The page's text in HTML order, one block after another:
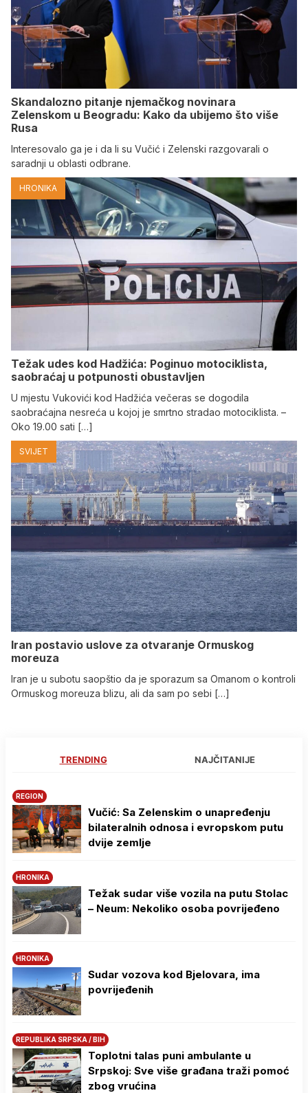
Skandalozno pitanje njemačkog novinara
Zelenskom u Beogradu: Kako da ubijemo što više
Rusa
Interesovalo ga je i da li su Vučić i Zelenski razgovarali o
saradnji u oblasti odbrane.
HRONIKA
Težak udes kod Hadžića: Poginuo motociklista,
saobraćaj u potpunosti obustavljen
U mjestu Vukovići kod Hadžića večeras se dogodila
saobraćajna nesreća u kojoj je smrtno stradao motociklista. –
Oko 19.00 sati […]
SVIJET
Iran postavio uslove za otvaranje Ormuskog
moreuza
Iran je u subotu saopštio da je sporazum sa Omanom o kontroli
Ormuskog moreuza blizu, ali da sam po sebi […]
TRENDING NAJČITANIJE
REGION
Vučić: Sa Zelenskim o unapređenju
bilateralnih odnosa i evropskom putu
dvije zemlje
HRONIKA
Težak sudar više vozila na putu Stolac
– Neum: Nekoliko osoba povrijeđeno
HRONIKA
Sudar vozova kod Bjelovara, ima
povrijeđenih
REPUBLIKA SRPSKA / BIH
Toplotni talas puni ambulante u
Srpskoj: Sve više građana traži pomoć
zbog vrućina